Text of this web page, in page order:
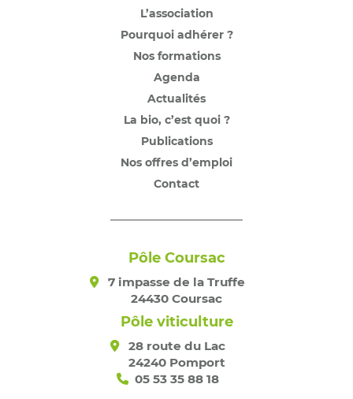
L’association
Pourquoi adhérer ?
Nos formations
Agenda
Actualités
La bio, c’est quoi ?
Publications
Nos offres d’emploi
Contact
Pôle Coursac
7 impasse de la Truffe
24430 Coursac
Pôle viticulture
28 route du Lac
24240 Pomport
05 53 35 88 18